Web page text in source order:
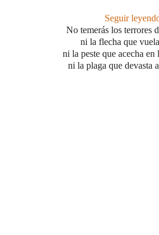
Seguir
No temerás los terrores
ni la flecha que
ni la peste que acecha en
ni la plaga que devasta